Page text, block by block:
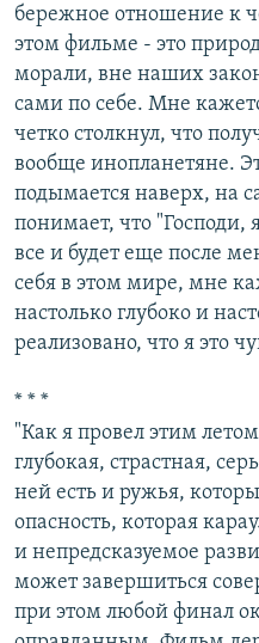
бережное отношение к
этом фильме - это
морали, вне наших
сами по себе. Мне
четко столкнул, что
вообще инопланетяне.
подымается наверх, на
понимает, что "Господи,
все и будет еще после
себя в этом мире, мне
настолько глубоко и
реализовано, что я это
* * *
"Как я провел этим
глубокая, страстная,
ней есть и ружья,
опасность, которая
и непредсказуемое
может завершиться
при этом любой финал